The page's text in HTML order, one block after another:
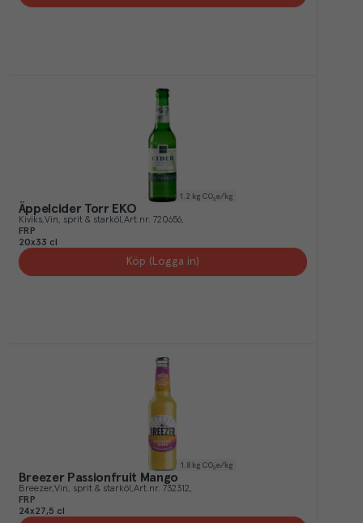
1.2 kg CO₂e/kg
Äppelcider Torr EKO
Kiviks Vin, sprit & starköl Art.nr. 720656
FRP
20x33 cl
Köp (Logga in)
1.8 kg CO₂e/kg
Breezer Passionfruit Mango
Breezer Vin, sprit & starköl Art.nr. 732312
FRP
24x27,5 cl